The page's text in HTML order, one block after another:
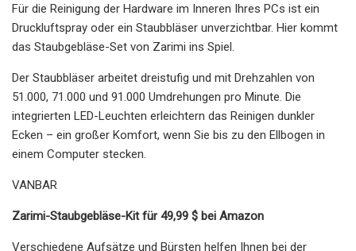
Für die Reinigung der Hardware im Inneren Ihres PCs ist ein
Druckluftspray oder ein Staubbläser unverzichtbar. Hier kommt
das Staubgebläse-Set von Zarimi ins Spiel.
Der Staubbläser arbeitet dreistufig und mit Drehzahlen von
51.000, 71.000 und 91.000 Umdrehungen pro Minute. Die
integrierten LED-Leuchten erleichtern das Reinigen dunkler
Ecken – ein großer Komfort, wenn Sie bis zu den Ellbogen in
einem Computer stecken.
VANBAR
Zarimi-Staubgebläse-Kit für 49,99 $ bei Amazon
Verschiedene Aufsätze und Bürsten helfen Ihnen bei der